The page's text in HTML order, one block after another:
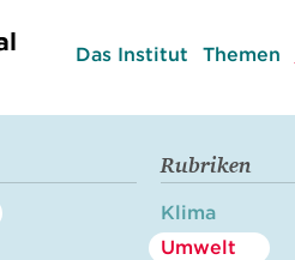
Das Institut Themen
Rubriken
Klima
Umwelt